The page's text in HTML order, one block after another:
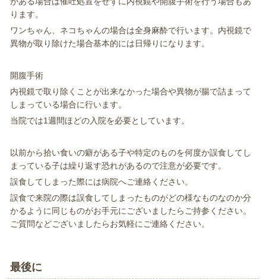
ります。
ワンちゃん、ネコちゃんの場合は全身麻酔で行います。内視鏡で
異物が取り除けた場合基本的には日帰りになります。
開腹手術
内視鏡で取り除くことが出来なかった場合や異物が腸で詰まって
しまっている場合に行います。
当院では1週間ほどの入院を必要としています。
以前から拾い食いの癖がある子や特定のものを何度か誤食してし
まっている子は繰り返す恐れがあるので注意が必要です。
誤食してしまった際には病院へご連絡ください。
誤食で来院の際は誤食してしまったものがどの様なものなのか分
かるように同じものがお手元にございましたらご持参ください。
ご質問などございましたらお気軽にご連絡ください。
最後に